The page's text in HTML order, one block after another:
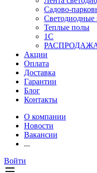
Садово-
Светодиодные
Теплые полы
1С
Акции
Оплата
Доставка
Гарантии
Блог
Контакты
О компании
Новости
Вакансии
...
Войти